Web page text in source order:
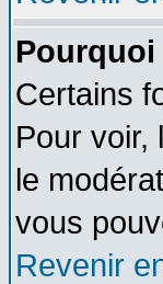
Certains
Pour voir,
le
vous
Revenir